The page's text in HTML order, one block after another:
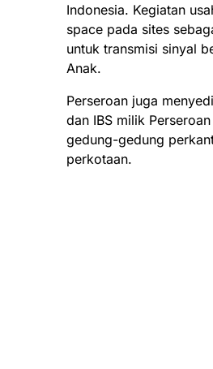
Indonesia. Kegiatan
space pada sites
untuk transmisi sinyal
Anak.
Perseroan juga
dan IBS milik
gedung-gedung
perkotaan.